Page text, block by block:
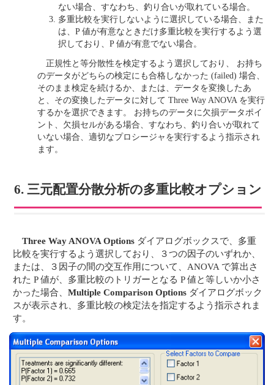
ない場合、すなわち、釣り合いが取れている場合。
多重比較を実行しないように選択している場合、また
は、P 値が有意なときだけ多重比較を実行するよう選
択しており、P 値が有意でない場合。
正規性と等分散性を検定するよう選択しており、 お持ち
のデータがどちらの検定にも合格しなかった (failed) 場合、
そのまま検定を続けるか、または、データを変換したあ
と、その変換したデータに対して Three Way ANOVA を実行
するかを選択できます。 お持ちのデータに欠損データポイ
ント、欠損セルがある場合、すなわち、釣り合いが取れて
いない場合、適切なプロシージャを実行するよう指示され
ます。
6. 三元配置分散分析の多重比較オプション
Three Way ANOVA Options ダイアログボックスで、多重
比較を実行するよう選択しており、３つの因子のいずれか、
または、３因子の間の交互作用について、ANOVA で算出さ
れた P 値が、多重比較のトリガーとなる P 値と等しいか小さ
かった場合、Multiple Comparison Options ダイアログボック
スが表示され、多重比較の検定法を指定するよう指示されま
す。